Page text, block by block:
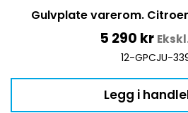
Gulvplate varerom.
5 290 kr
12-GPCJU-
Legg i